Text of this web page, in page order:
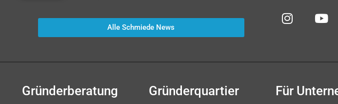
Alle Schmiede News
Gründerberatung Gründerquartier Für